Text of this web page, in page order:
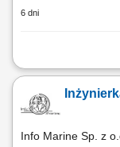
6 dni
Opis stanowiska:
klientów Pracodawcy
Info Marine Sp. z